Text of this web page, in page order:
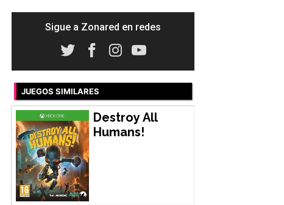
Sigue a Zonared en redes
JUEGOS SIMILARES
Destroy All
Humans!